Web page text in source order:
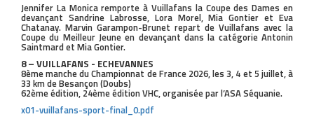
Jennifer La Monica remporte à Vuillafans la Coupe des Dames en
devançant Sandrine Labrosse, Lora Morel, Mia Gontier et Eva
Chatanay. Marvin Garampon-Brunet repart de Vuillafans avec la
Coupe du Meilleur Jeune en devançant dans la catégorie Antonin
Saintmard et Mia Gontier.
8 – VUILLAFANS - ECHEVANNES
8ème manche du Championnat de France 2026, les 3, 4 et 5 juillet, à
33 km de Besançon (Doubs)
62ème édition, 24ème édition VHC, organisée par l’ASA Séquanie.
x01-vuillafans-sport-final_0.pdf